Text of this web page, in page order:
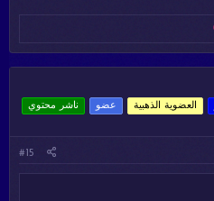
العضوية الذهبية عضو ناشر محتوي
#15